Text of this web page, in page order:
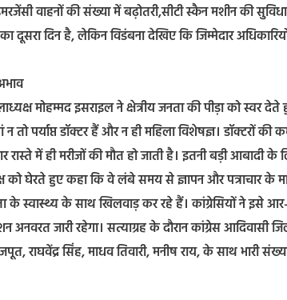
वाहनों की संख्या में बढ़ोतरी,​सीटी स्कैन मशीन की
दिन है, लेकिन विडंबना देखिए कि जिम्मेदार
मोहम्मद इसराइल ने क्षेत्रीय जनता की पीड़ा को स्वर
तो पर्याप्त डॉक्टर हैं और न ही महिला विशेषज्ञ। डॉक्टरों
रास्ते में ही मरीजों की मौत हो जाती है। इतनी बड़ी आबादी
को घेरते हुए कहा कि वे लंबे समय से ज्ञापन और पत्राचार
के स्वास्थ्य के साथ खिलवाड़ कर रहे हैं। कांग्रेसियों ने इसे
अनवरत जारी रहेगा। ​सत्याग्रह के दौरान कांग्रेस
राघवेंद्र सिंह, माधव तिवारी, मनीष राय, के साथ भारी